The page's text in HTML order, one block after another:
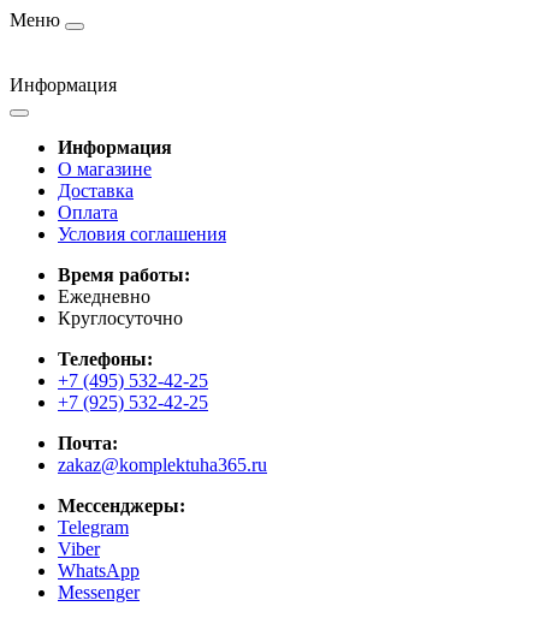
Меню
Информация
Информация
О магазине
Доставка
Оплата
Условия соглашения
Время работы:
Ежедневно
Круглосуточно
Телефоны:
+7 (495) 532-42-25
+7 (925) 532-42-25
Почта:
zakaz@komplektuha365.ru
Мессенджеры:
Telegram
Viber
WhatsApp
Messenger